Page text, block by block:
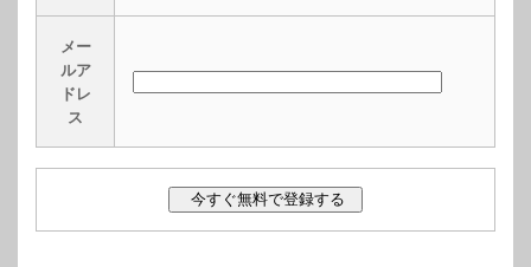
メー
ルア
ドレ
ス